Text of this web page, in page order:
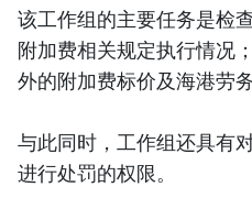
该工作组的主要任务是检
附加费相关规定执行情况
外的附加费标价及海港劳
与此同时，工作组还具有
进行处罚的权限。